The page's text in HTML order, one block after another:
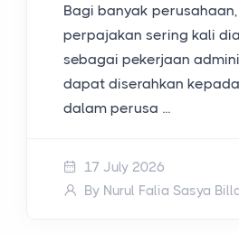
Bagi banyak
perpajakan sering kali
sebagai pekerjaan
dapat diserahkan
dalam perusa ...
17 July 2026
By Nurul Falia Sasya